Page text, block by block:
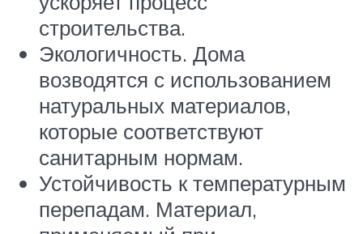
строительства.
Экологичность. Дома
возводятся с использованием
натуральных материалов,
которые соответствуют
санитарным нормам.
Устойчивость к температурным
перепадам. Материал,